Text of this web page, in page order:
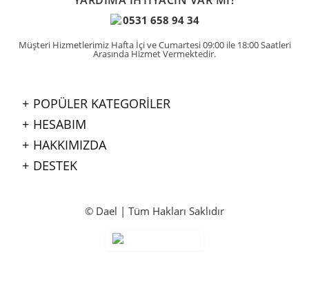
0531 658 94 34
Müşteri Hizmetlerimiz Hafta İçi ve Cumartesi 09:00 ile 18:00 Saatleri
Arasında Hizmet Vermektedir.
POPÜLER KATEGORİLER
HESABIM
HAKKIMIZDA
DESTEK
© Dael | Tüm Hakları Saklıdır